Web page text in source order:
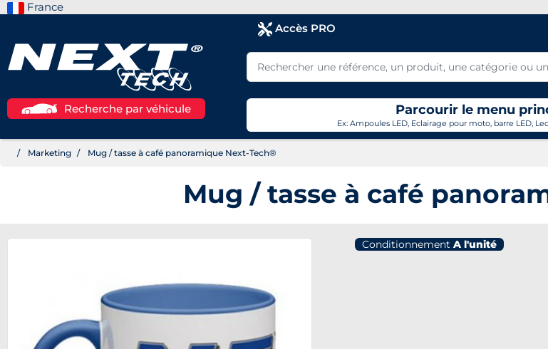
France
Accès PRO
Recherche par véhicule Parcourir le menu
Ex: Ampoules LED, Eclairage pour moto, barre LED,
Marketing Mug / tasse à café panoramique Next-Tech®
Mug / tasse à café
Conditionnement A l'unité